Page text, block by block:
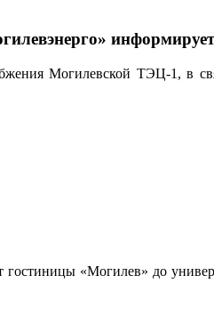
Могилевской ТЭЦ-1, в
«Могилев» до